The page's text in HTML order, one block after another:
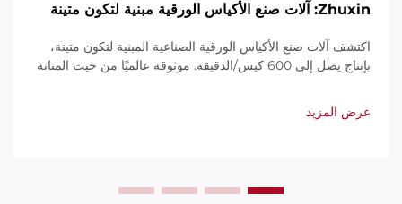
Zhuxin: آلات صنع الأكياس الورقية مبنية لتكون متينة
اكتشف آلات صنع الأكياس الورقية الصناعية المبنية لتكون متينة،
بإنتاج يصل إلى 600 كيس/الدقيقة. موثوقة عالميًا من حيث المتانة
وخدمة سريعة. اطلب عرض سعر اليوم.
عرض المزيد